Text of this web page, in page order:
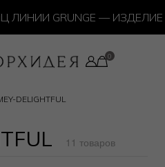
GRUNGE —
DELIGHTFUL
11 товаров